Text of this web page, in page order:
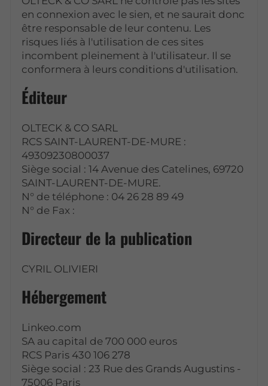
en connexion avec le sien, et ne saurait donc
être responsable de leur contenu. Les
risques liés à l'utilisation de ces sites
incombent pleinement à l'utilisateur. Il se
conformera à leurs conditions d'utilisation.
Éditeur
OLTECK & CO SARL
RCS SAINT-LAURENT-DE-MURE :
49309230800037
Siège social : 14 Avenue des Catelines, 69720
SAINT-LAURENT-DE-MURE.
N° de téléphone : 04 26 28 89 49
N° de Fax :
Directeur de la publication
CYRIL OLIVIERI
Hébergement
Linkeo.com
SA au capital de 700 000 euros
RCS Paris 430 106 278
Siège social : 23 Rue des Grands Augustins -
75006 Paris